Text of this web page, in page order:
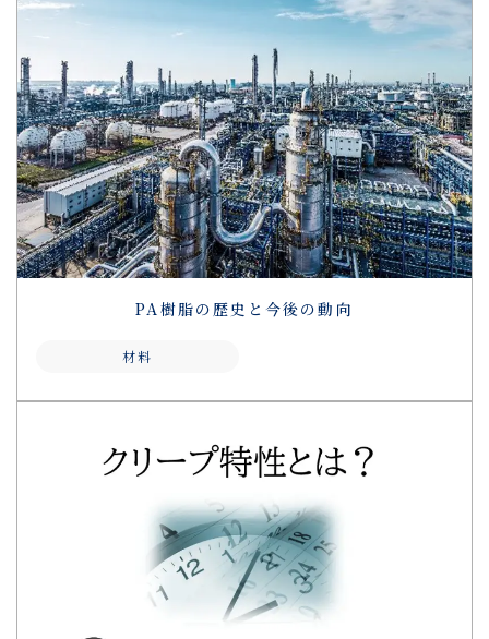
PA樹脂の歴史と今後の動向
材料